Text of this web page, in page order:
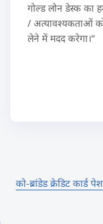
गोल्ड लोन डेस्क का
/ अत्यावश्यकताओं
लेने में मदद करेगा।“
को-ब्रांडेड क्रेडिट